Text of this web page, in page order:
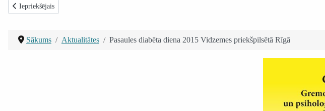
Iepriekšējais raksts: Rīgas Olimpiskajā sporta centrā notiks Latvijas Ģimeņu Sporta festivāls 2015
Iepriekšējais
Sākums Aktualitātes Pasaules diabēta diena 2015 Vidzemes priekšpilsētā Rīgā